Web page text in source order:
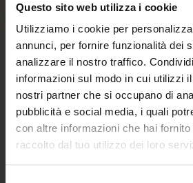
Questo sito web utilizza i cookie
Utilizziamo i cookie per
annunci, per fornire funzionalità dei
analizzare il nostro traffico.
informazioni sul modo in cui utilizzi
nostri partner che si occupano di
pubblicità e social media, i quali
con altre informazioni che hai
raccolto dal tuo utilizzo dei loro
CONDIZIONI DI VENDITA
Clicca quiper scoprire termini e
di vendita.